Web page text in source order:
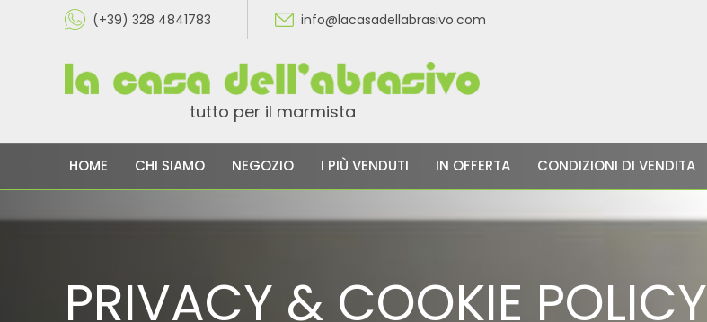
(+39) 328 4841783 info@lacasadellabrasivo.com
tutto per il marmista
HOME CHI SIAMO NEGOZIO I PIÙ VENDUTI IN OFFERTA CONDIZIONI DI VENDITA
PRIVACY & COOKIE POLICY